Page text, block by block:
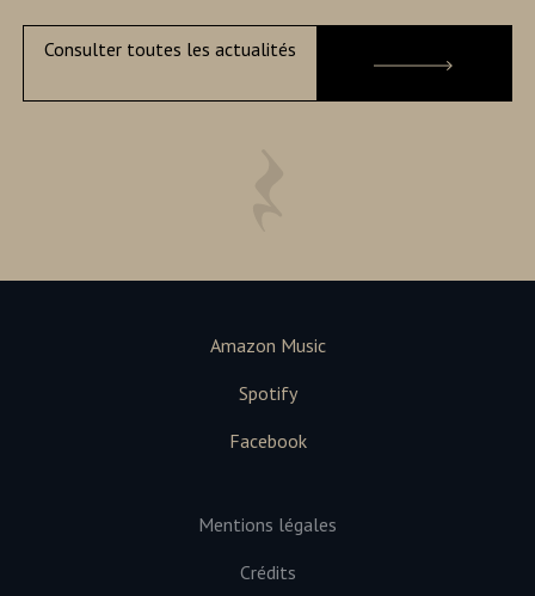
Consulter toutes les actualités
Amazon Music
Spotify
Facebook
Mentions légales
Crédits